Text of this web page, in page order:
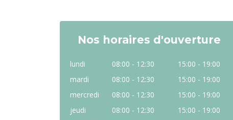
Nos horaires d'ouverture
lundi 08:00 - 12:30
15:00 - 19:00
mardi
08:00 - 12:30
15:00 - 19:00
mercredi
08:00 - 12:30
15:00 - 19:00
jeudi
08:00 - 12:30
15:00 - 19:00